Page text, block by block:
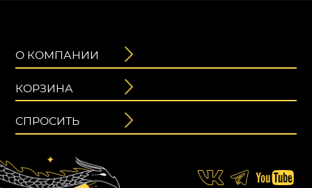
О КОМПАНИИ
КОРЗИНА
СПРОСИТЬ